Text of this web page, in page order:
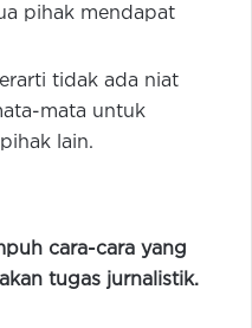
pihak mendapat
tidak ada niat
mata untuk
lain.
cara-cara yang
tugas jurnalistik.